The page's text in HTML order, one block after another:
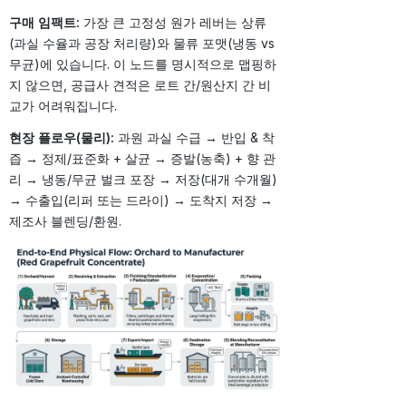
구매 임팩트: 가장 큰 고정성 원가 레버는 상류
(과실 수율과 공장 처리량)와 물류 포맷(냉동 vs
무균)에 있습니다. 이 노드를 명시적으로 맵핑하
지 않으면, 공급사 견적은 로트 간/원산지 간 비
교가 어려워집니다.
현장 플로우(물리): 과원 과실 수급 → 반입 & 착
즙 → 정제/표준화 + 살균 → 증발(농축) + 향 관
리 → 냉동/무균 벌크 포장 → 저장(대개 수개월)
→ 수출입(리퍼 또는 드라이) → 도착지 저장 →
제조사 블렌딩/환원.